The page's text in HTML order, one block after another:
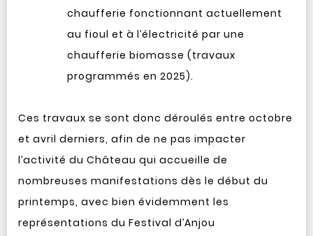
chaufferie fonctionnant actuellement
au fioul et à l’électricité par une
chaufferie biomasse (travaux
programmés en 2025).
Ces travaux se sont donc déroulés entre octobre
et avril derniers, afin de ne pas impacter
l’activité du Château qui accueille de
nombreuses manifestations dès le début du
printemps, avec bien évidemment les
représentations du Festival d’Anjou